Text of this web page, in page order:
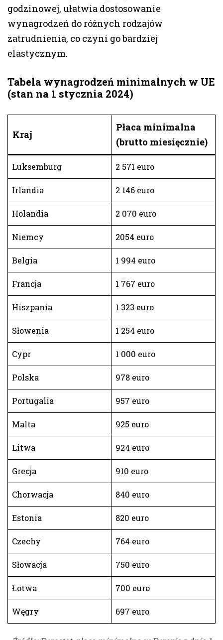
godzinowej, ułatwia dostosowanie
wynagrodzeń do różnych rodzajów
zatrudnienia, co czyni go bardziej
elastycznym.
Tabela wynagrodzeń minimalnych w UE
(stan na 1 stycznia 2024)
Kraj
Płaca minimalna
(brutto miesięcznie)
Luksemburg 2 571 euro
Irlandia 2 146 euro
Holandia 2 070 euro
Niemcy 2054 euro
Belgia 1 994 euro
Francja 1 767 euro
Hiszpania 1 323 euro
Słowenia 1 254 euro
Cypr 1 000 euro
Polska 978 euro
Portugalia 957 euro
Malta 925 euro
Litwa 924 euro
Grecja 910 euro
Chorwacja 840 euro
Estonia 820 euro
Czechy 764 euro
Słowacja 750 euro
Łotwa 700 euro
Węgry 697 euro